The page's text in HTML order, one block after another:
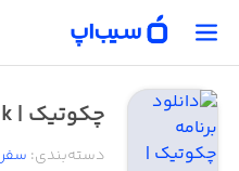
چکوتیک | chekotik
دسته‌بندی: سفر